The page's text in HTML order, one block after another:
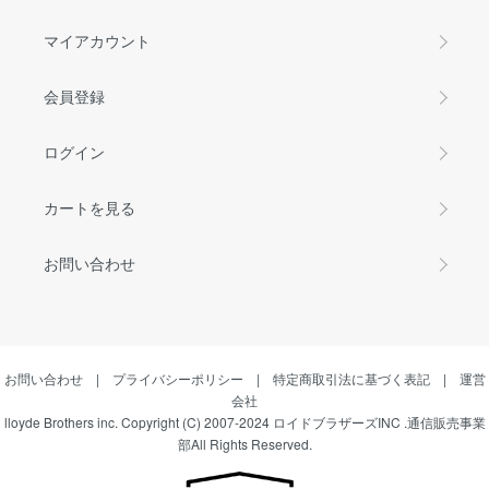
マイアカウント
会員登録
ログイン
カートを見る
お問い合わせ
お問い合わせ| プライバシーポリシー | 特定商取引法に基づく表記| 運営
会社
lloyde Brothers inc. Copyright (C) 2007-2024 ロイドブラザーズINC .通信販売事業
部All Rights Reserved.